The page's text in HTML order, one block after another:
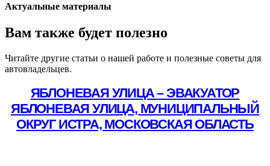
Актуальные материалы
Вам также будет полезно
Читайте другие статьи о нашей работе и полезные советы для
автовладельцев.
ЯБЛОНЕВАЯ УЛИЦА – ЭВАКУАТОР
ЯБЛОНЕВАЯ УЛИЦА, МУНИЦИПАЛЬНЫЙ
ОКРУГ ИСТРА, МОСКОВСКАЯ ОБЛАСТЬ